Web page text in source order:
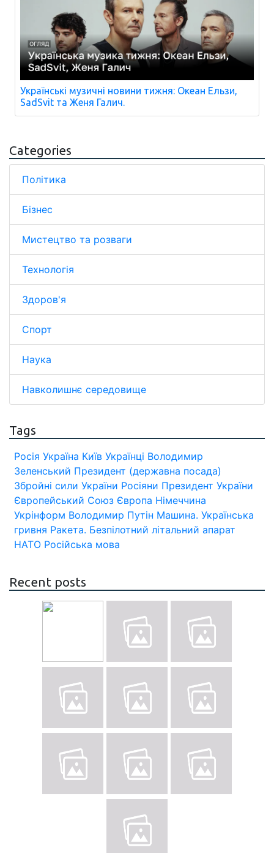
Українські музичні новини тижня: Океан Ельзи,
SadSvit та Женя Галич.
Categories
Політика
Бізнес
Мистецтво та розваги
Технологія
Здоров'я
Спорт
Наука
Навколишнє середовище
Tags
Росія Україна Київ Українці Володимир
Зеленський Президент (державна посада)
Збройні сили України Росіяни Президент України
Європейський Союз Європа Німеччина
Укрінформ Володимир Путін Машина. Українська
гривня Ракета. Безпілотний літальний апарат
НАТО Російська мова
Recent posts